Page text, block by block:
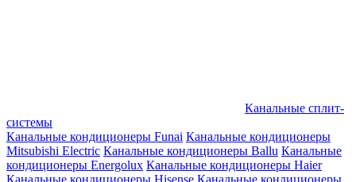
Канальные сплит-
системы
Канальные кондиционеры Funai Канальные кондиционеры
Mitsubishi Electric Канальные кондиционеры Ballu Канальные
кондиционеры Energolux Канальные кондиционеры Haier
Канальные кондиционеры Hisense Канальные кондиционеры